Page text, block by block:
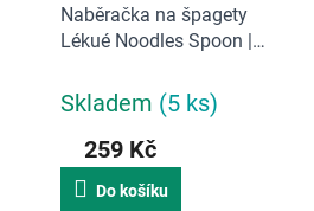
Naběračka na špagety
Lékué Noodles Spoon |
Skladem (5 ks)
259 Kč
Do košíku